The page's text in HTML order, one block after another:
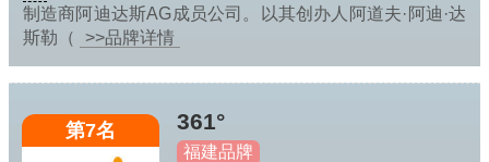
制造商阿迪达斯AG成员公司。以其创办人阿道夫·阿迪·达
斯勒（
>>品牌详情
第7名 361°
福建品牌